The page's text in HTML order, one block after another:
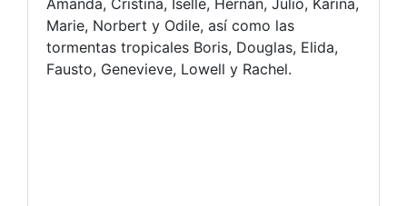
Amanda, Cristina, Iselle, Hernán, Julio, Karina,
Marie, Norbert y Odile, así como las
tormentas tropicales Boris, Douglas, Elida,
Fausto, Genevieve, Lowell y Rachel.